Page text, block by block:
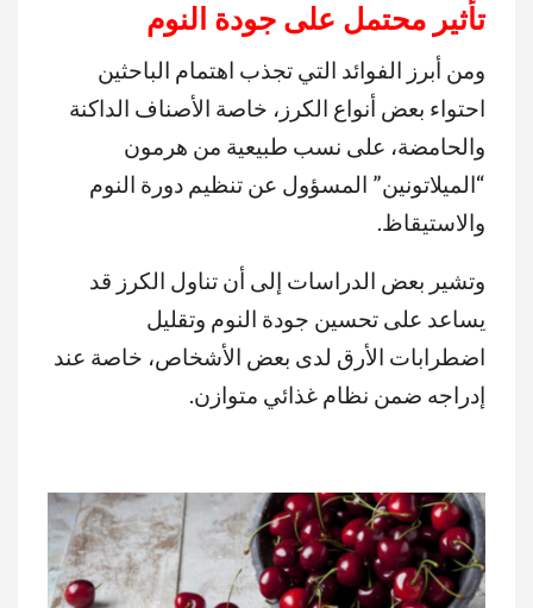
تأثير محتمل على جودة النوم
ومن أبرز الفوائد التي تجذب اهتمام الباحثين
احتواء بعض أنواع الكرز، خاصة الأصناف الداكنة
والحامضة، على نسب طبيعية من هرمون
“الميلاتونين” المسؤول عن تنظيم دورة النوم
والاستيقاظ.
وتشير بعض الدراسات إلى أن تناول الكرز قد
يساعد على تحسين جودة النوم وتقليل
اضطرابات الأرق لدى بعض الأشخاص، خاصة عند
إدراجه ضمن نظام غذائي متوازن.